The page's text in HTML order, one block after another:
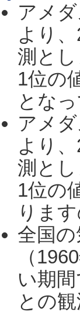
アメ
より
測と
1位の
とな
アメ
より
測と
1位の
りま
全国
（
い期
との